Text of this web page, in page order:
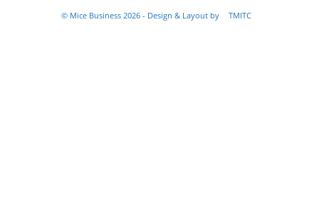
© Mice Business 2026 - Design & Layout by
TMITC